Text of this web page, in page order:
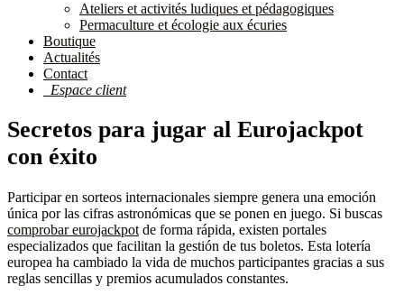
Ateliers et activités ludiques et pédagogiques
Permaculture et écologie aux écuries
Boutique
Actualités
Contact
Espace client
Secretos para jugar al Eurojackpot
con éxito
Participar en sorteos internacionales siempre genera una emoción
única por las cifras astronómicas que se ponen en juego. Si buscas
comprobar eurojackpot de forma rápida, existen portales
especializados que facilitan la gestión de tus boletos. Esta lotería
europea ha cambiado la vida de muchos participantes gracias a sus
reglas sencillas y premios acumulados constantes.